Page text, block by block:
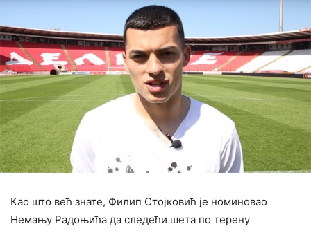
Као што већ знате, Филип Стојковић је номиновао
Немању Радоњића да следећи шета по терену